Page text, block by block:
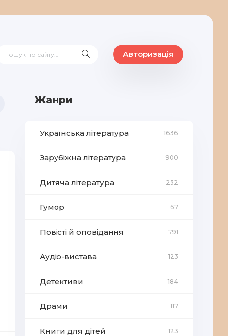
Авторизація
Жанри
Українська література 1636
Зарубіжна література 900
Дитяча література 232
Гумор 67
Повісті й оповідання 791
Аудіо-вистава 123
Детективи 184
Драми 117
Книги для дітей 123